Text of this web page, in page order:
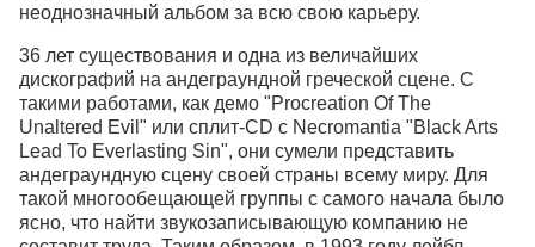
неоднозначный альбом за всю свою карьеру.
36 лет существования и одна из величайших
дискографий на андеграундной греческой сцене. С
такими работами, как демо "Procreation Of The
Unaltered Evil" или сплит-CD с Necromantia "Black Arts
Lead To Everlasting Sin", они сумели представить
андеграундную сцену своей страны всему миру. Для
такой многообещающей группы с самого начала было
ясно, что найти звукозаписывающую компанию не